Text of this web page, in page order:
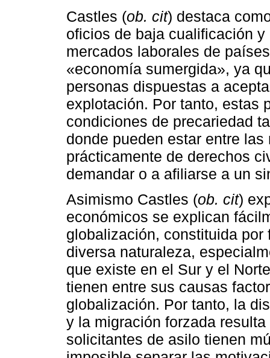
Castles (ob. cit) destaca
oficios de baja cualificación
mercados laborales de
«economía sumergida», ya
personas dispuestas a
explotación. Por tanto, estas
condiciones de precariedad
donde pueden estar entre
prácticamente de derechos
demandar o a afiliarse a un
Asimismo Castles (ob. cit)
económicos se explican
globalización, constituida
diversa naturaleza,
que existe en el Sur y el
tienen entre sus causas
globalización. Por tanto, la
y la migración forzada
solicitantes de asilo tienen